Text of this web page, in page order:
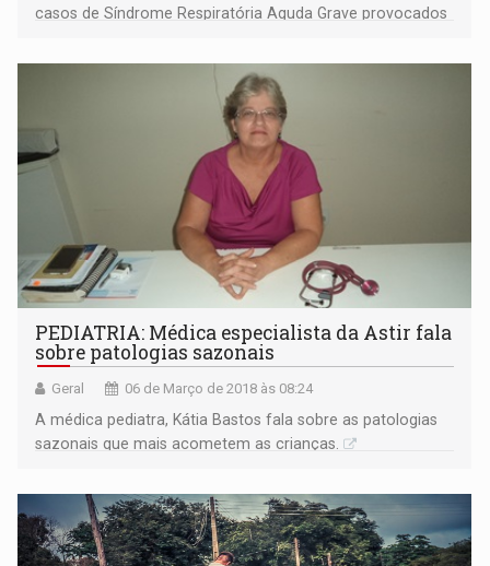
casos de Síndrome Respiratória Aguda Grave provocados
Belo Horizonte.
PEDIATRIA: Médica especialista da Astir fala
sobre patologias sazonais
Geral 06 de Março de 2018 às 08:24
A médica pediatra, Kátia Bastos fala sobre as patologias
sazonais que mais acometem as crianças.